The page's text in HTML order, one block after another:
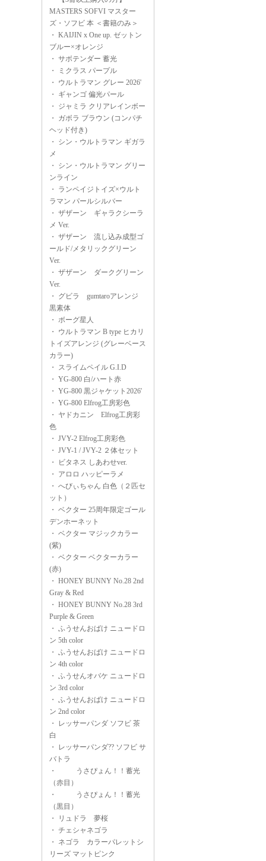
MASTERS SOFVI マスター
ズ・ソフビ 本 ＜書籍のみ＞
・ KAIJIN x One up. ゼットン
ブルー×オレンジ
・ サボテンダー 蓄光
・
ミクラス パープル
・ ウルトラマン グレー 2026'
・ ギャンゴ 偏光パール
・ ジャミラ クリアレインボー
・ ガボラ ブラウン (コンパチ
ヘッド付き)
・ シン・ウルトラマン ギガラ
メ
・ シン・ウルトラマン グリー
ンライン
・ ランペイジトイズ×ウルト
ラマン パールシルバー
・ ザザーン ギャラクシーラ
メ Ver.
・ ザザーン 流し込み成型ゴ
ールド/メタリックグリーン
Ver.
・ ザザーン ダークグリーン
Ver.
・ グビラ gumtaroアレンジ
黒素体
・ ボーグ星人
・ ウルトラマン B type ヒカリ
トイズアレンジ (グレーベース
カラー)
・ スライムペイル G.I.D
・ YG-800 白/ハート赤
・ YG-800 黒ジャケット2026'
・ YG-800 Elfrog工房彩色
・ ヤドカニン Elfrog工房彩
色
・ JVY-2 Elfrog工房彩色
・ JVY-1 / JVY-2 ２体セット
・
ビタネス しあわせver.
・ アロロ ハッピーラメ
・ へびぃちゃん 白色（２匹セ
ット）
・ ベクター 25周年限定ゴール
デンホーネット
・ ベクター マジックカラー
(紫)
・ ベクター ベクターカラー
(赤)
・ HONEY BUNNY No.28 2nd
Gray & Red
・ HONEY BUNNY No.28 3rd
Purple & Green
・ ふうせんおばけ ニュードロ
ン 5th color
・ ふうせんおばけ ニュードロ
ン 4th color
・ ふうせんオバケ ニュードロ
ン 3rd color
・ ふうせんおばけ ニュードロ
ン 2nd color
・
レッサーパンダ ソフビ 茶
白
・
レッサーパンダ?? ソフビ サ
バトラ
・
うさぴょん！！蓄光
（赤目）
・
うさぴょん！！蓄光
（黒目）
・
リュドラ 夢桜
・ チェシャネゴラ
・ ネゴラ カラーパレットシ
リーズ マットピンク